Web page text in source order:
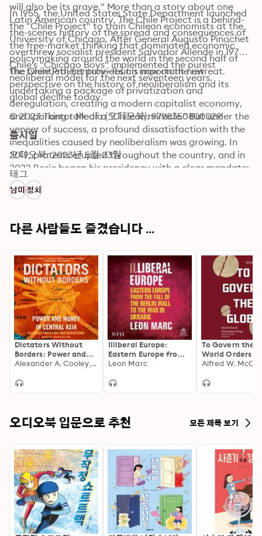
will also be its grave." More than a story about one
Latin American country, The Chile Project is a behind-
the-scenes history of the spread and consequences of
the free-market thinking that dominated economic
policymaking around the world in the second half of
the twentieth century—but is now on the retreat.
In 1955, the United States State Department launched
the "Chile Project" to train Chilean economists at the
University of Chicago. After General Augusto Pinochet
overthrew socialist president Salvador Allende in 1973,
Chile's "Chicago Boys" implemented the purest
neoliberal model for the next seventeen years,
undertaking a package of privatization and
deregulation, creating a modern capitalist economy,
and sparking talk of a "Chilean miracle." But under the
veneer of success, a profound dissatisfaction with the
inequalities caused by neoliberalism was growing. In
2019, protests erupted throughout the country, and in
2022 Boric began his presidency with a clear mandate:
to end neoliberalismo.
The Chile Project provides an important new
perspective on the history of neoliberalism and its
global decline today.
© 2023 Tantor Media (오디오북): 9798350800029
출시일
오디오북: 2023년 5월 23일
태그
남미정치
다른 사람들도 즐겼습니다 ...
Dictators Without
Borders: Power and
Money in Central Asia
Alexander A. Cooley, PhD, John Heathershaw
Illiberal Europe:
Eastern Europe from
the Fall of the Berlin
Ukraine
Leon Marc
To Govern the
World Orders
Catastrophic
Alfred W.
오디오북 입문으로 추천 모든 제목 보기